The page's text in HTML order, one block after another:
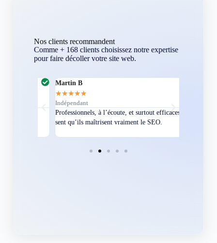
Nos clients recommandent
Comme + 168 clients choisissez notre expertise
pour faire décoller votre site web.
Martin B
★★★
Indépendant
Professionnels, à l’écoute, et surtout efficaces. On
sent qu’ils maîtrisent vraiment le SEO.